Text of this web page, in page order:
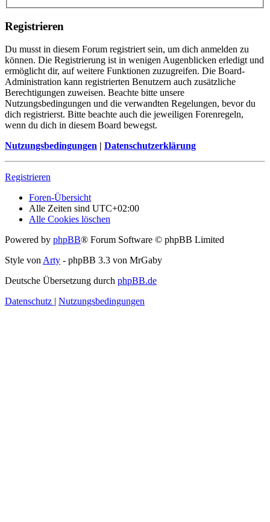
Registrieren
Du musst in diesem Forum registriert sein, um dich anmelden zu
können. Die Registrierung ist in wenigen Augenblicken erledigt und
ermöglicht dir, auf weitere Funktionen zuzugreifen. Die Board-
Administration kann registrierten Benutzern auch zusätzliche
Berechtigungen zuweisen. Beachte bitte unsere
Nutzungsbedingungen und die verwandten Regelungen, bevor du
dich registrierst. Bitte beachte auch die jeweiligen Forenregeln,
wenn du dich in diesem Board bewegst.
Nutzungsbedingungen | Datenschutzerklärung
Registrieren
Foren-Übersicht
Alle Zeiten sind UTC+02:00
Alle Cookies löschen
Powered by phpBB® Forum Software © phpBB Limited
Style vonArty - phpBB 3.3 von MrGaby
Deutsche Übersetzung durch phpBB.de
Datenschutz | Nutzungsbedingungen